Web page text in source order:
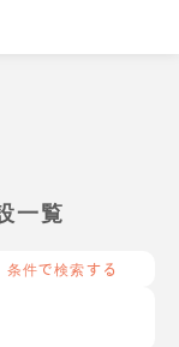
一覧
条件で検索する